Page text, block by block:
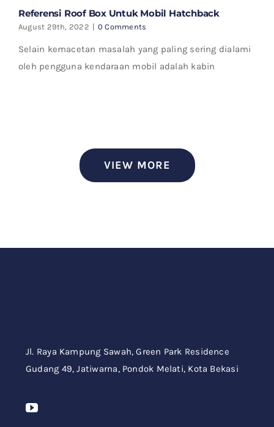
Referensi Roof Box Untuk Mobil Hatchback
August 29th, 2022 | 0 Comments
Selain kemacetan masalah yang paling sering dialami
oleh pengguna kendaraan mobil adalah kabin
VIEW MORE
Jl. Raya Kampung Sawah,Green Park Residence
Gudang 49,Jatiwarna, Pondok Melati, Kota Bekasi